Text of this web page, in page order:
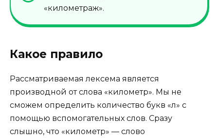
«километраж».
Какое правило
Рассматриваемая лексема является
производной от слова «километр». Мы не
сможем определить количество букв «л» с
помощью вспомогательных слов. Сразу
слышно, что «километр» — слово